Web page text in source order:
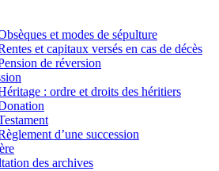
et modes de sépulture
et capitaux versés en cas de décès
de réversion
: ordre et droits des héritiers
d’une succession
des archives